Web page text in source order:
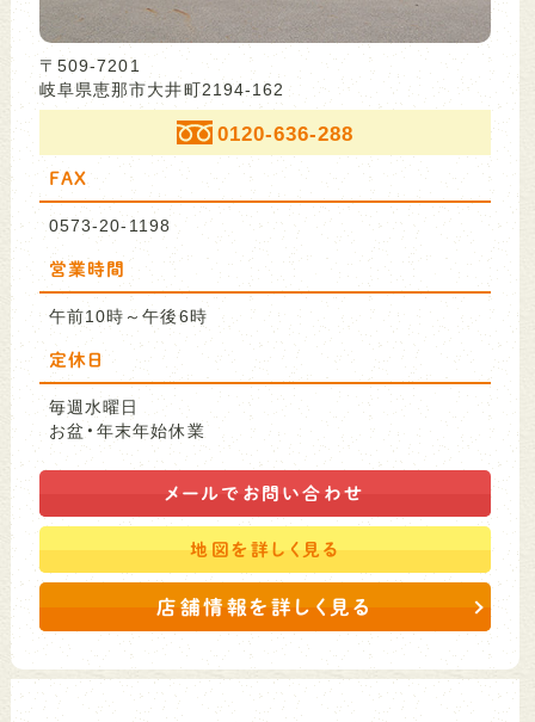
〒509-7201
岐阜県恵那市大井町2194-162
0120-636-288
FAX
0573-20-1198
営業時間
午前10時～午後6時
定休日
毎週水曜日
お盆・年末年始休業
メールで お問い合わせ
地図を詳しく見る
店舗情報を詳しく見る